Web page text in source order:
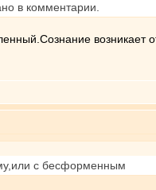
в комментарии.
с бесформенным